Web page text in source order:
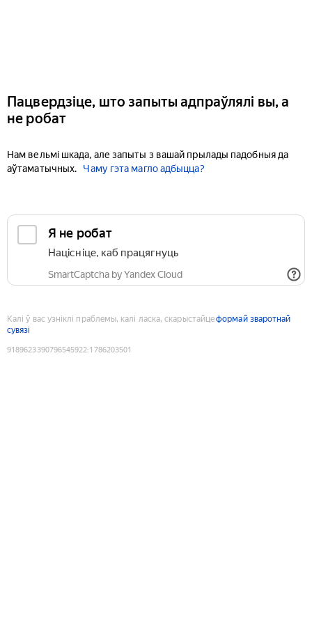
Пацвердзіце, што запыты адпраўлялі вы, а
не робат
Нам вельмі шкада, але запыты з вашай прылады падобныя да
аўтаматычных.
Чаму гэта магло адбыцца?
Я не робат
Націсніце, каб працягнуць
SmartCaptcha by Yandex Cloud
Калі ў вас узніклі праблемы, калі ласка, скарыстайцеформай зваротнай
сувязі
9189623390796545922:1786203501